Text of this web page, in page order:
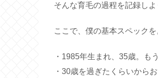
そんな育毛の過程を記録し
ここで、僕の基本スペックを
・1985年生まれ、35歳。も
・30歳を過ぎたくらいから